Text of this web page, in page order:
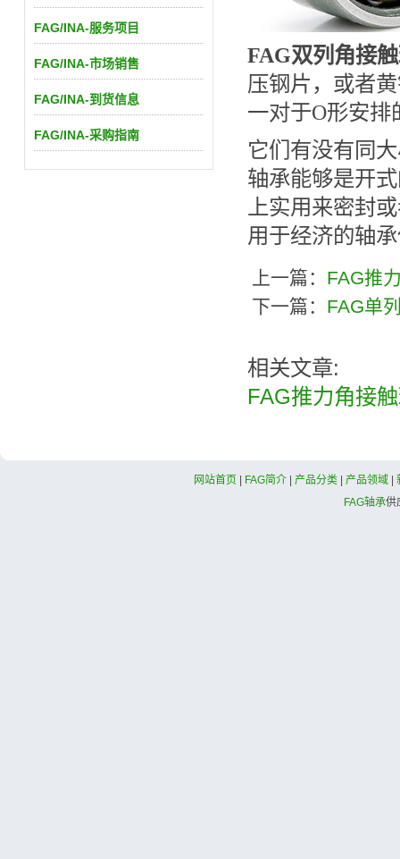
FAG双列角接
压钢片，或者
一对于O形安排
它们有没有同
轴承能够是开
上实用来密封
用于经济的轴
上一篇： FAG推
下一篇： FAG单
相关文章:
FAG推力角接
FAG/INA-服务项目
FAG/INA-市场销售
FAG/INA-到货信息
FAG/INA-采购指南
网站首页 FAG简介 产品分类 产品领域
FAG轴承供